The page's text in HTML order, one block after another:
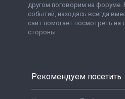
другом поговорим на форуме.
событий, находясь всегда
сайт помогает посмотреть на
стороны.
Рекомендуем посетить